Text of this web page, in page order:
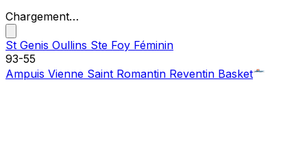
Chargement…
St Genis Oullins Ste Foy Féminin
93-55
Ampuis Vienne Saint Romantin Reventin Basket